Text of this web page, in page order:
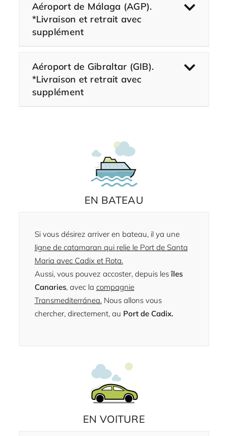
Aéroport de Málaga (AGP).
*Livraison et retrait avec
supplément
Aéroport de Gibraltar (GIB).
*Livraison et retrait avec
supplément
EN BATEAU
Si vous désirez arriver en bateau, il ya une
ligne de catamaran qui relie le Port de Santa
Maria avec Cadix et Rota.
Aussi, vous pouvez accoster, depuis lesîles
Canaries, avec la compagnie
Transmediterránea.Nous allons vous
chercher, directement, au Port de Cadix.
EN VOITURE